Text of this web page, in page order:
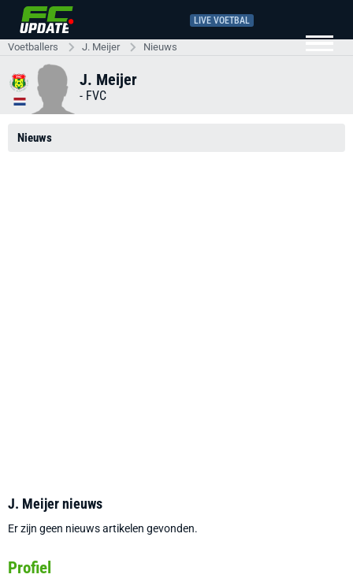
LIVE VOETBAL
Voetballers J. Meijer Nieuws
J. Meijer
- FVC
Nieuws
J. Meijer nieuws
Er zijn geen nieuws artikelen gevonden.
Profiel